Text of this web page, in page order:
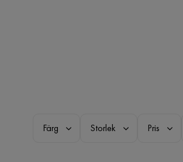
Färg Storlek Pris